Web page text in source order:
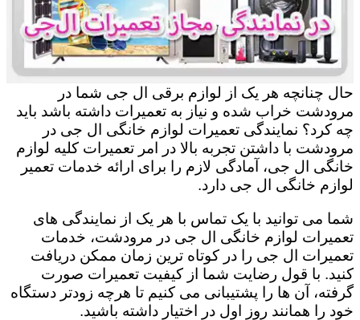
حال چنانچه هر یک از لوازم برقی ال جی شما در
مرودشت خراب شده و نیاز به تعمیرات داشته باشد باید
چه کرد؟ نمایندگی تعمیرات لوازم خانگی ال جی در
مرودشت با داشتن تجربه بالا در امر تعمیرات کلیه لوازم
خانگی ال جی، آمادگی لازم را برای ارائه خدمات تعمیر
لوازم خانگی ال جی دارد.
شما می توانید با یک تماس با هر یک از نمایندگی های
تعمیرات لوازم خانگی ال جی در مرودشت، خدمات
تعمیرات ال جی را در کوتاه ترین زمان ممکن دریافت
کنید. با قول رضایت شما از کیفیت تعمیرات صورت
گرفته، آن ها را پشتیبانی می کنیم تا هرچه زودتر دستگاه
خود را همانند روز اول در اختیار داشته باشید.